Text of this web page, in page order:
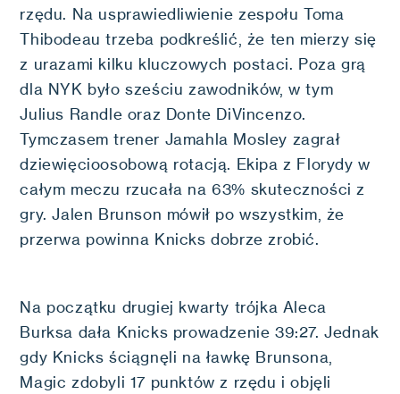
rzędu. Na usprawiedliwienie zespołu Toma
Thibodeau trzeba podkreślić, że ten mierzy się
z urazami kilku kluczowych postaci. Poza grą
dla NYK było sześciu zawodników, w tym
Julius Randle oraz Donte DiVincenzo.
Tymczasem trener Jamahla Mosley zagrał
dziewięcioosobową rotacją. Ekipa z Florydy w
całym meczu rzucała na 63% skuteczności z
gry. Jalen Brunson mówił po wszystkim, że
przerwa powinna Knicks dobrze zrobić.
Na początku drugiej kwarty trójka Aleca
Burksa dała Knicks prowadzenie 39:27. Jednak
gdy Knicks ściągnęli na ławkę Brunsona,
Magic zdobyli 17 punktów z rzędu i objęli